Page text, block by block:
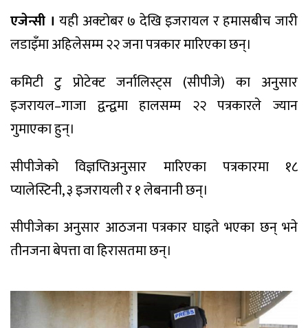
एजेन्सी । यही अक्टोबर ७ देखि इजरायल र हमासबीच जारी
लडाइँमा अहिलेसम्म २२ जना पत्रकार मारिएका छन्।
कमिटी टु प्रोटेक्ट जर्नालिस्ट्स (सीपीजे) का अनुसार
इजरायल–गाजा द्वन्द्वमा हालसम्म २२ पत्रकारले ज्यान
गुमाएका हुन्।
सीपीजेको विज्ञप्तिअनुसार मारिएका पत्रकारमा १८
प्यालेस्टिनी, ३ इजरायली र १ लेबनानी छन्।
सीपीजेका अनुसार आठजना पत्रकार घाइते भएका छन् भने
तीनजना बेपत्ता वा हिरासतमा छन्।